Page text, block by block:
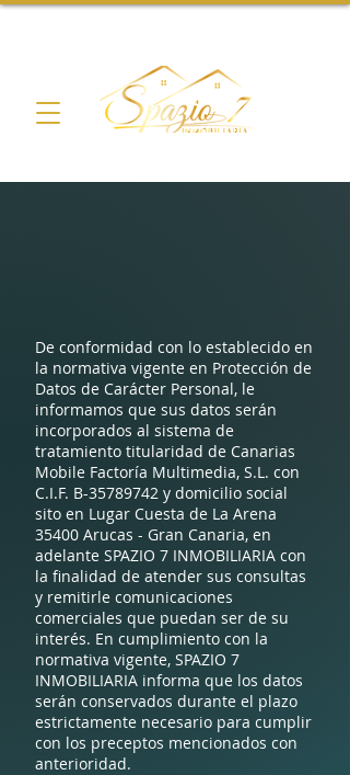
De conformidad con lo establecido en
la normativa vigente en Protección de
Datos de Carácter Personal, le
informamos que sus datos serán
incorporados al sistema de
tratamiento titularidad de Canarias
Mobile Factoría Multimedia, S.L. con
C.I.F. B-35789742 y domicilio social
sito en Lugar Cuesta de La Arena
35400 Arucas - Gran Canaria, en
adelante SPAZIO 7 INMOBILIARIA con
la finalidad de atender sus consultas
y remitirle comunicaciones
comerciales que puedan ser de su
interés. En cumplimiento con la
normativa vigente, SPAZIO 7
INMOBILIARIA informa que los datos
serán conservados durante el plazo
estrictamente necesario para cumplir
con los preceptos mencionados con
anterioridad.